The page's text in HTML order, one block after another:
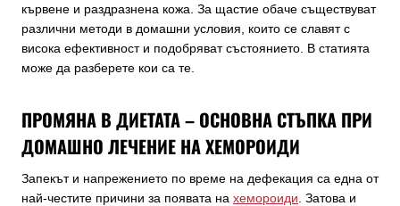
кървене и раздразнена кожа. За щастие обаче съществуват
различни методи в домашни условия, които се славят с
висока ефективност и подобряват състоянието. В статията
може да разберете кои са те.
ПРОМЯНА В ДИЕТАТА – ОСНОВНА СТЪПКА ПРИ
ДОМАШНО ЛЕЧЕНИЕ НА ХЕМОРОИДИ
Запекът и напрежението по време на дефекация са една от
най-честите причини за появата на хемороиди . Затова и